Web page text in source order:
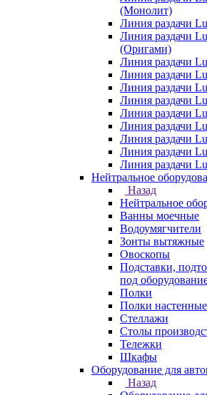
(Монолит)
Линия раздачи
Линия раздачи
(Оригами)
Линия раздачи
Линия раздачи
Линия раздачи
Линия раздачи
Линия раздачи
Линия раздачи
Линия раздачи
Линия раздачи
Линия раздачи
Нейтральное
Назад
Нейтральное
Ванны моечные
Водоумягчители
Зонты вытяжные
Овоскопы
Подставки,
под
Полки
Полки настенные
Стеллажи
Столы
Тележки
Шкафы
Оборудование для
Назад